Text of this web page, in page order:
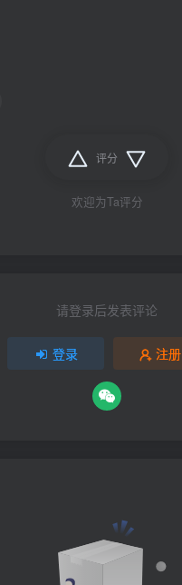
评分
欢迎为Ta评分
请登录后发表评论
登录 注册